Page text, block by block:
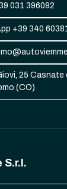
031 396092
+39 340
25 Casnate
(CO)